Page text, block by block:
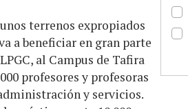
terrenos expropiados
a beneficiar en gran parte
al Campus de Tafira
profesores y profesoras
y servicios.